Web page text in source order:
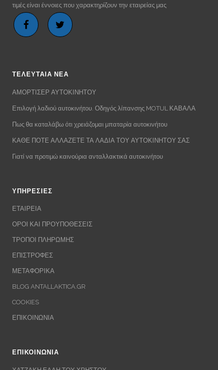
τιμές είναι έννοιες που χαρακτηρίζουν την εταιρείας μας
ΤΕΛΕΥΤΑΙΑ ΝΕΑ
ΑΜΟΡΤΙΣΕΡ ΑΥΤΟΚΙΝΗΤΟΥ
Επιλογή λαδιού αυτοκινήτου. Οδηγός λίπανσης MOTUL ΚΑΒΑΛΑ
Πως θα καταλάβω ότι χρειάζομαι μπαταρία αυτοκινήτου
ΚΑΘΕ ΠΟΤΕ ΑΛΛΑΖΕΤΕ ΤΑ ΛΑΔΙΑ ΤΟΥ ΑΥΤΟΚΙΝΗΤΟΥ ΣΑΣ
Γιατί να προτιμώ καινούρια ανταλλακτικά αυτοκινήτου
ΥΠΗΡΕΣΙΕΣ
ΕΤΑΙΡΕΙΑ
ΟΡΟΙ ΚΑΙ ΠΡΟΥΠΟΘΕΣΕΙΣ
ΤΡΟΠΟΙ ΠΛΗΡΩΜΗΣ
ΕΠΙΣΤΡΟΦΕΣ
ΜΕΤΑΦΟΡΙΚΑ
BLOG ANTALLAKTICA.GR
COOKIES
ΕΠΙΚΟΙΝΩΝΙΑ
ΕΠΙΚΟΙΝΩΝΙΑ